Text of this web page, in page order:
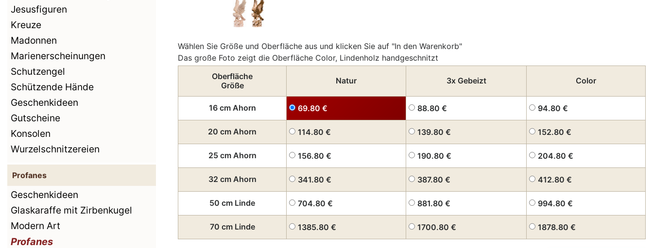
Jesusfiguren
Kreuze
Madonnen
Marienerscheinungen
Schutzengel
Schützende Hände
Geschenkideen
Gutscheine
Konsolen
Wurzelschnitzereien
Profanes
Geschenkideen
Glaskaraffe mit Zirbenkugel
Modern Art
Profanes
Wählen Sie Größe und Oberfläche aus und klicken Sie auf "In den Warenkorb"
Das große Foto zeigt die Oberfläche Color, Lindenholz handgeschnitzt
Oberfläche
Größe
Natur 3x Gebeizt Color
16 cm Ahorn 69.80 € 88.80 € 94.80 €
20 cm Ahorn 114.80 € 139.80 € 152.80 €
25 cm Ahorn 156.80 € 190.80 € 204.80 €
32 cm Ahorn 341.80 € 387.80 € 412.80 €
50 cm Linde 704.80 € 881.80 € 994.80 €
70 cm Linde 1385.80 € 1700.80 € 1878.80 €